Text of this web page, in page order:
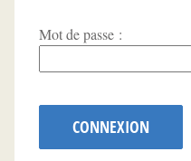
Mot de passe :
CONNEXION